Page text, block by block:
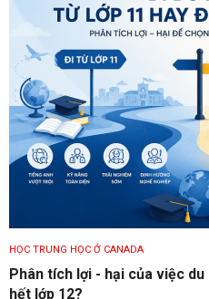
HỌC TRUNG HỌC Ở CANADA
Phân tích lợi - hại của việc
hết lớp 12?